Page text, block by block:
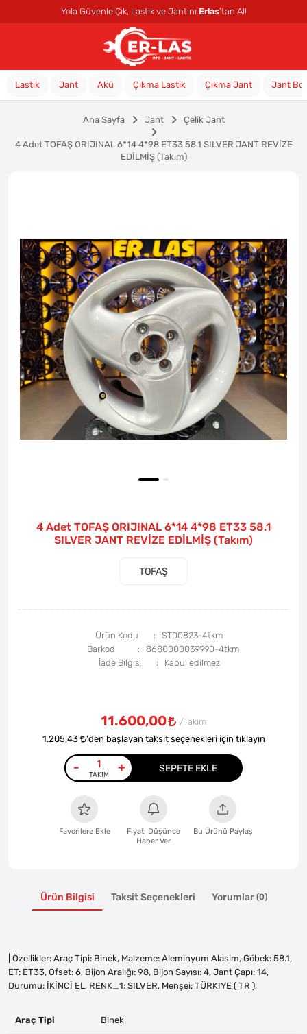
Yola Güvenle Çık, Lastik ve Jantını Erlas’tan Al!
Lastik Jant Akü Çıkma Lastik Çıkma Jant Jant
Ana Sayfa Jant Çelik Jant
4 Adet TOFAŞ ORIJINAL 6*14 4*98 ET33 58.1 SILVER JANT REVİZE
EDİLMİŞ (Takım)
4 Adet TOFAŞ ORIJINAL 6*14 4*98 ET33 58.1
SILVER JANT REVİZE EDİLMİŞ (Takım)
TOFAŞ
Ürün Kodu
ST00823-4tkm
Barkod
8680000039990-4tkm
İade Bilgisi
11.600,00
1.205,43 'den başlayan taksit seçenekleri için tıklayın
- + SEPETE EKLE
Favorilere Ekle
Fiyatı Düşünce
Haber Ver
Bu Ürünü Paylaş
Ürün Bilgisi Taksit Seçenekleri Yorumlar (0)
| Özellikler: Araç Tipi: Binek, Malzeme: Aleminyum Alasim, Göbek: 58.1,
ET: ET33, Ofset: 6, Bijon Aralığı: 98, Bijon Sayısı: 4, Jant Çapı: 14,
Durumu: İKİNCİ EL, RENK_1: SILVER, Menşei: TÜRKIYE ( TR ),
Araç Tipi Binek